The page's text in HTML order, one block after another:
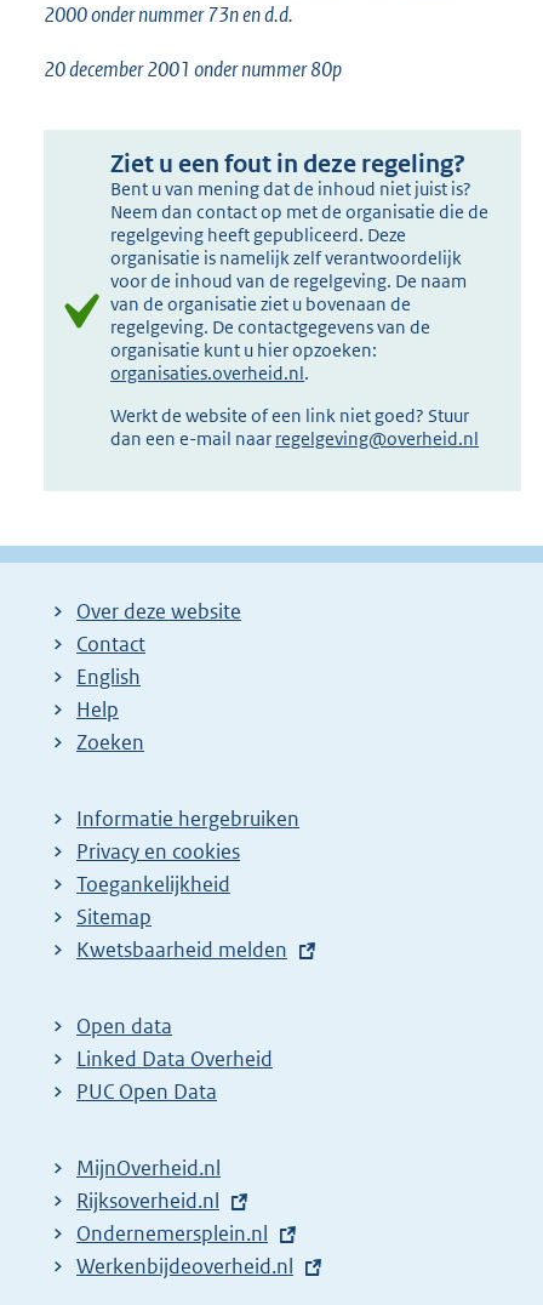
2000 onder nummer 73n en d.d.
20 december 2001 onder nummer 80p
Ziet u een fout in deze regeling?
Bent u van mening dat de inhoud niet juist is?
Neem dan contact op met de organisatie die de
regelgeving heeft gepubliceerd. Deze
organisatie is namelijk zelf verantwoordelijk
voor de inhoud van de regelgeving. De naam
van de organisatie ziet u bovenaan de
regelgeving. De contactgegevens van de
organisatie kunt u hier opzoeken:
organisaties.overheid.nl.
Werkt de website of een link niet goed? Stuur
dan een e-mail naar regelgeving@overheid.nl
Over deze website
Contact
English
Help
Zoeken
Informatie hergebruiken
Privacy en cookies
Toegankelijkheid
Sitemap
E
t
e
r
l
i
n
k
Kwetsbaarheid melden
Open data
Linked Data Overheid
PUC Open Data
MijnOverheid.nl
E
x
t
Rijksoverheid.nl
E
x
Ondernemersplein.nl
E
Werkenbijdeoverheid.nl